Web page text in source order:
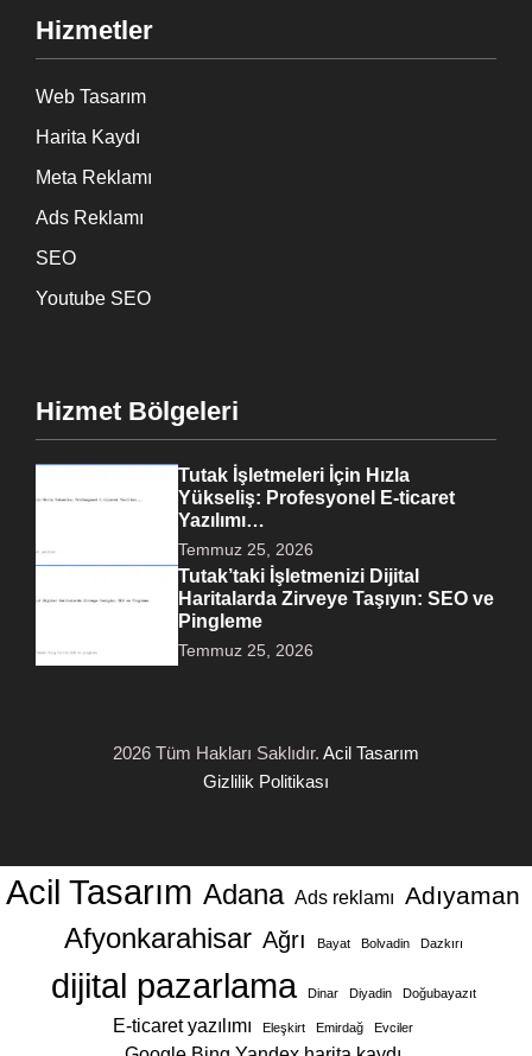
Hizmetler
Web Tasarım
Harita Kaydı
Meta Reklamı
Ads Reklamı
SEO
Youtube SEO
Hizmet Bölgeleri
Tutak İşletmeleri İçin Hızla
Yükseliş: Profesyonel E-ticaret
Yazılımı…
Temmuz 25, 2026
Tutak’taki İşletmenizi Dijital
Haritalarda Zirveye Taşıyın: SEO ve
Pingleme
Temmuz 25, 2026
2026 Tüm Hakları Saklıdır. Acil Tasarım
Gizlilik Politikası
Acil Tasarım Adana Ads reklamı Adıyaman
Afyonkarahisar Ağrı Bayat Bolvadin Dazkırı
dijital pazarlama Dinar Diyadin Doğubayazıt
E-ticaret yazılımı Eleşkirt Emirdağ Evciler